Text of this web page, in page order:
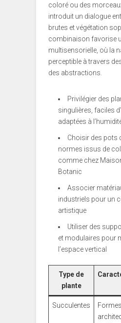
coloré ou des
introduit un dialogue
brutes et végétation
combinaison favorise
multisensorielle, où la
perceptible à travers
des abstractions.
Privilégier des
singulières, faciles
adaptées à
Choisir des pots
normes issus de
comme chez
Botanic
Associer
industriels pour un
artistique
Utiliser des
et modulaires pour
l’espace vertical
Type de
plante
Succulentes
Formes